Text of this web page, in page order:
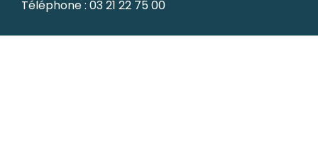
Téléphone :03 21 22 75 00